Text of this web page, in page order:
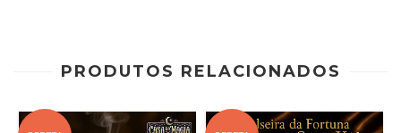
PRODUTOS RELACIONADOS